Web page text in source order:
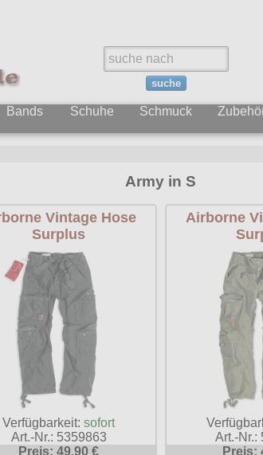
suche
Bands Schuhe Schmuck
Army in S
Vintage Hose
Surplus
Verfügbarkeit:sofort
Art.-Nr.: 5359863
Preis: 49.90 €
Airborne
Art.-Nr.:
Preis: